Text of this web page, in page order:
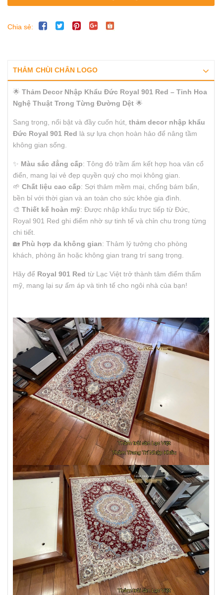
Chia sẻ:
THẢM CHÙI CHÂN LOGO
🌟 Thảm Decor Nhập Khẩu Đức Royal 901 Red – Tinh Hoa
Nghệ Thuật Trong Từng Đường Dệt 🌟
Sang trọng, nổi bật và đầy cuốn hút, thảm decor nhập khẩu
Đức Royal 901 Red là sự lựa chọn hoàn hảo để nâng tầm
không gian sống.
✨ Màu sắc đẳng cấp: Tông đỏ trầm ấm kết hợp hoa văn cổ
điển, mang lại vẻ đẹp quyền quý cho mọi không gian.
🌱 Chất liệu cao cấp: Sợi thảm mềm mại, chống bám bẩn,
bền bỉ với thời gian và an toàn cho sức khỏe gia đình.
🎨 Thiết kế hoàn mỹ: Được nhập khẩu trực tiếp từ Đức,
Royal 901 Red ghi điểm nhờ sự tinh tế và chỉn chu trong từng
chi tiết.
🏡 Phù hợp đa không gian: Thảm lý tưởng cho phòng
khách, phòng ăn hoặc không gian trang trí sang trọng.
Hãy để Royal 901 Red từ Lạc Việt trở thành tâm điểm thẩm
mỹ, mang lại sự ấm áp và tinh tế cho ngôi nhà của bạn!